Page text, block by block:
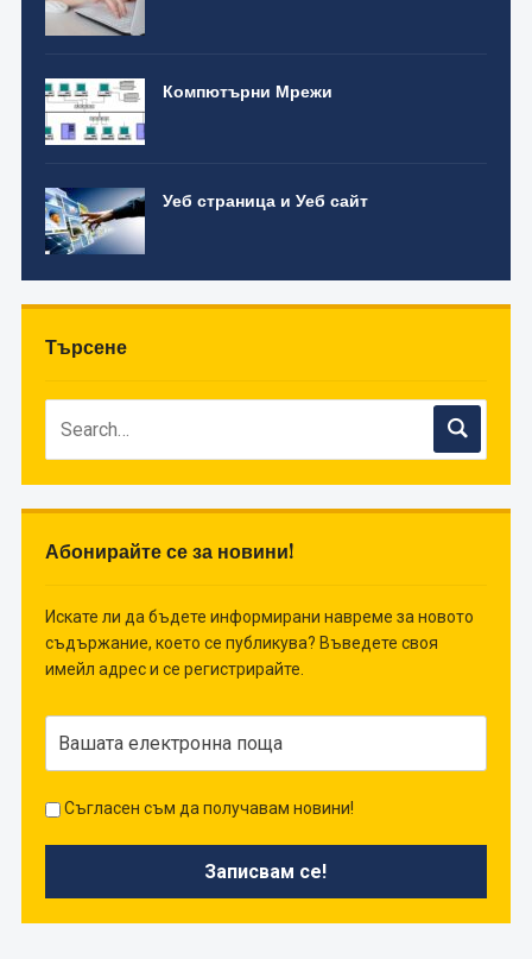
Компютърни Мрежи
Уеб страница и Уеб сайт
Търсене
Абонирайте се за новини!
Искате ли да бъдете информирани навреме за новото
съдържание, което се публикува? Въведете своя
имейл адрес и се регистрирайте.
Съгласен съм да получавам новини!